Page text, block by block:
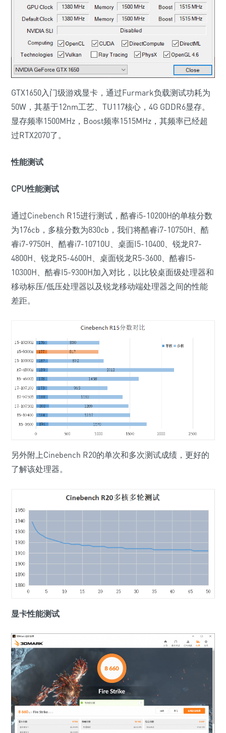
GTX1650入门级游戏显卡，通过Furmark负载测试功耗为
50W，其基于12nm工艺、TU117核心，4G GDDR6显存。
显存频率1500MHz，Boost频率1515MHz，其频率已经超
过RTX2070了。
性能测试
CPU性能测试
通过Cinebench R15进行测试，酷睿i5-10200H的单核分数
为176cb，多核分数为830cb，我们将酷睿i7-10750H、酷
睿i7-9750H、酷睿i7-10710U、桌面I5-10400、锐龙R7-
4800H、锐龙R5-4600H、桌面锐龙R5-3600、酷睿I5-
10300H、酷睿I5-9300H加入对比，以比较桌面级处理器和
移动标压/低压处理器以及锐龙移动端处理器之间的性能
差距。
另外附上Cinebench R20的单次和多次测试成绩，更好的
了解该处理器。
显卡性能测试